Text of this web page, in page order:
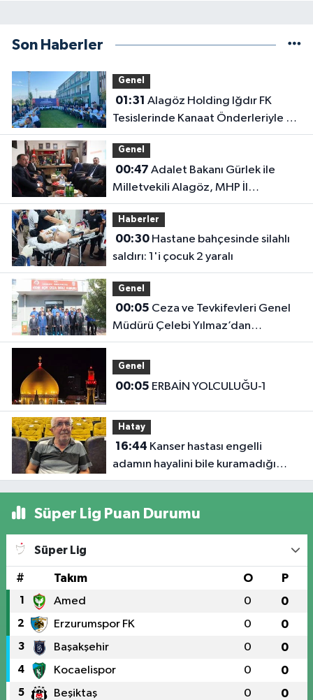
Son Haberler
Genel
01:31
Tesislerinde Kanaat Önderleriyle Bir
Araya Geldiler
Genel
00:47
Milletvekili Alagöz, MHP İl
Başkanlığını Ziyaret Etti
Haberler
00:30Hastane bahçesinde silahlı
saldırı: 1'i çocuk 2 yaralı
Genel
00:05
Müdürü Çelebi Yılmaz’dan
Iğdır’daki Kurumlara Ziyaret ve
Üretim İncelemesi
Genel
00:05 ERBAİN YOLCULUĞU-1
Hatay
16:44
adamın hayalini bile kuramadığı
evine kavuşunca döktüğü gözyaşı
Süper Lig Puan Durumu
Süper Lig
# Takım O P
1 Amed 0 0
2 Erzurumspor FK 0 0
3 Başakşehir 0 0
4 Kocaelispor 0 0
5 Beşiktaş 0 0